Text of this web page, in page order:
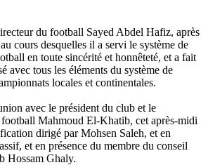
du football Sayed Abdel Hafiz, après
cours desquelles il a servi le système de
en toute sincérité et honnêteté, et a fait
avec tous les éléments du système de
locales et continentales.
avec le président du club et le
Mahmoud El-Khatib, cet après-midi
dirigé par Mohsen Saleh, et en
et en présence du membre du conseil
Hossam Ghaly.